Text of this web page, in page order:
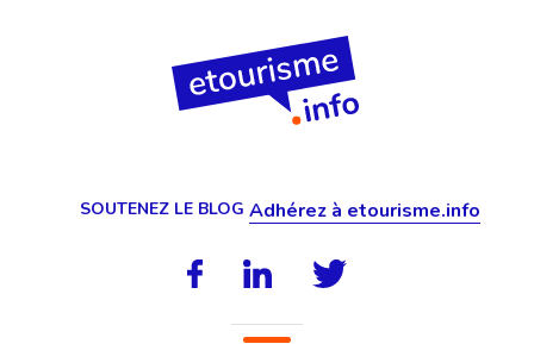
SOUTENEZ LE BLOG Adhérez à etourisme.info